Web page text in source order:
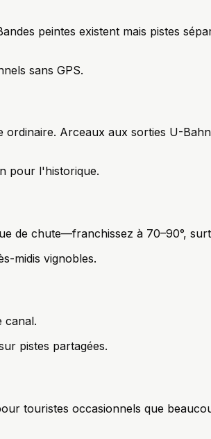
peintes existent mais pistes
sans GPS.
Arceaux aux sorties U-
pour l'historique.
de chute—franchissez à 70–90°,
midis vignobles.
canal.
pistes partagées.
touristes occasionnels que